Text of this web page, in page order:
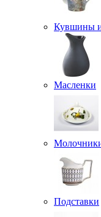
Кувшины
Масленки
Подставки